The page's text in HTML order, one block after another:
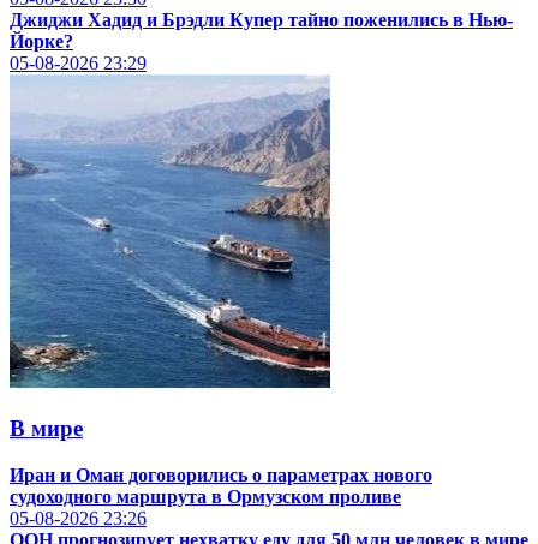
Джиджи Хадид и Брэдли Купер тайно поженились в Нью-
Йорке?
05-08-2026 23:29
В мире
Иран и Оман договорились о параметрах нового
судоходного маршрута в Ормузском проливе
05-08-2026 23:26
ООН прогнозирует нехватку еду для 50 млн человек в мире